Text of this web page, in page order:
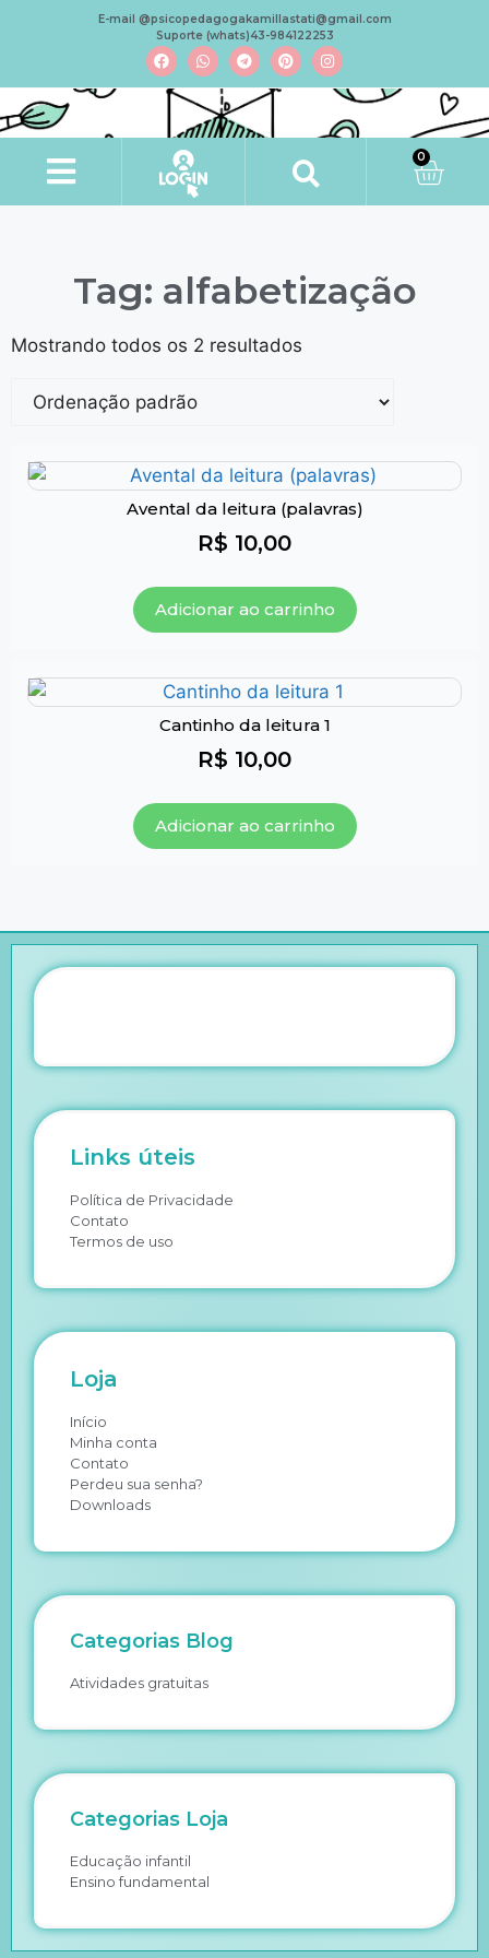
E-mail @psicopedagogakamillastati@gmail.com
Suporte (whats)43-984122253
0
Tag: alfabetização
Mostrando todos os 2 resultados
Avental da leitura (palavras)
R$ 10,00
Adicionar ao carrinho
Cantinho da leitura 1
R$ 10,00
Adicionar ao carrinho
Links úteis
Política de Privacidade
Contato
Termos de uso
Loja
Início
Minha conta
Contato
Perdeu sua senha?
Downloads
Categorias Blog
Atividades gratuitas
Categorias Loja
Educação infantil
Ensino fundamental